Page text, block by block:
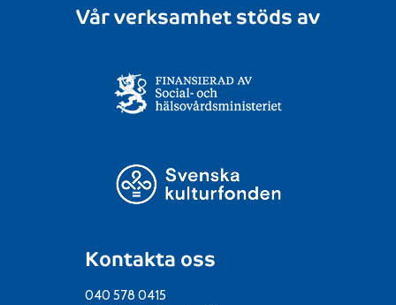
Kontakta oss
040 578 0415
Vår verksamhet stöds av